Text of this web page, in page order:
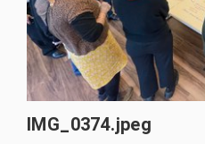
IMG_0374.jpeg